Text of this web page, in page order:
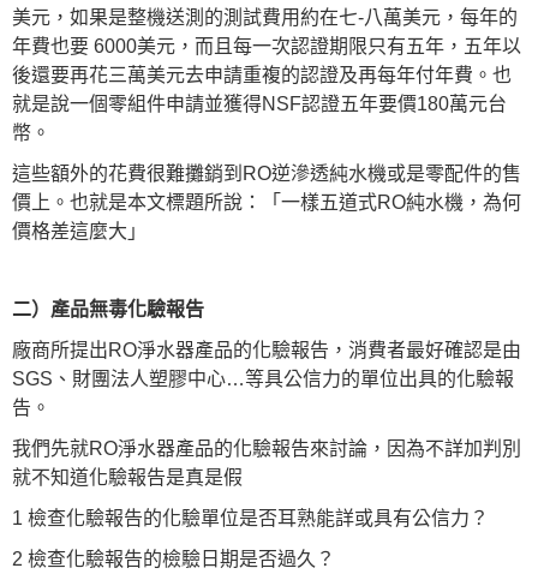
美元，如果是整機送測的測試費用約在七-八萬美元，每年的
年費也要 6000美元，而且每一次認證期限只有五年，五年以
後還要再花三萬美元去申請重複的認證及再每年付年費。也
就是說一個零組件申請並獲得NSF認證五年要價180萬元台
幣。
這些額外的花費很難攤銷到RO逆滲透純水機或是零配件的售
價上。也就是本文標題所說：「一樣五道式RO純水機，為何
價格差這麼大」
二）產品無毒化驗報告
廠商所提出RO淨水器產品的化驗報告，消費者最好確認是由
SGS、財團法人塑膠中心…等具公信力的單位出具的化驗報
告。
我們先就RO淨水器產品的化驗報告來討論，因為不詳加判別
就不知道化驗報告是真是假
1 檢查化驗報告的化驗單位是否耳熟能詳或具有公信力？
2 檢查化驗報告的檢驗日期是否過久？